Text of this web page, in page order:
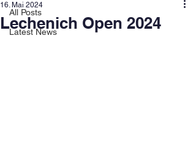
All Posts
Latest News
Lechenich Open 2024
16. Mai 2024